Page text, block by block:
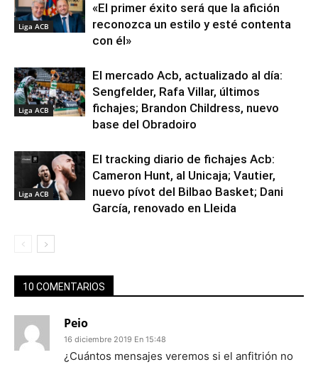
Liga ACB
«El primer éxito será que la afición
reconozca un estilo y esté contenta
con él»
Liga ACB
El mercado Acb, actualizado al día:
Sengfelder, Rafa Villar, últimos
fichajes; Brandon Childress, nuevo
base del Obradoiro
Liga ACB
El tracking diario de fichajes Acb:
Cameron Hunt, al Unicaja; Vautier,
nuevo pívot del Bilbao Basket; Dani
García, renovado en Lleida
10 COMENTARIOS
Peio
16 diciembre 2019 En 15:48
¿Cuántos mensajes veremos si el anfitrión no